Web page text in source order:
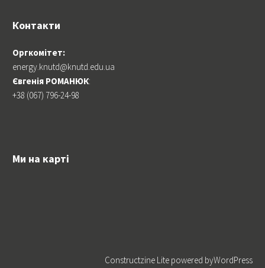
Контакти
Оргкомітет:
energy.knutd@knutd.edu.ua
Євгенія РОМАНЮК:
+38 (067) 796-24-98
Ми на карті
Constructzine Lite powered byWordPress